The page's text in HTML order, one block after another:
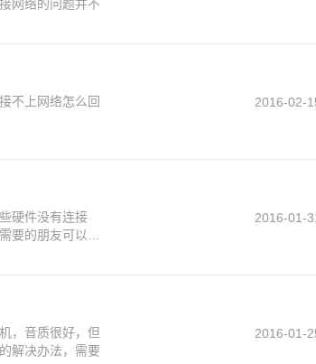
网络的问题并不
不上网络怎么回
2016-02-
硬件没有连接
要的朋友可以参
2016-01-
，音质很好，但
解决办法，需要
2016-01-